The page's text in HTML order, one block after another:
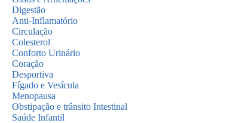
Digestão
Anti-Inflamatório
Circulação
Colesterol
Conforto Urinário
Coração
Desportiva
Fígado e Vesícula
Menopausa
Obstipação e trânsito Intestinal
Saúde Infantil